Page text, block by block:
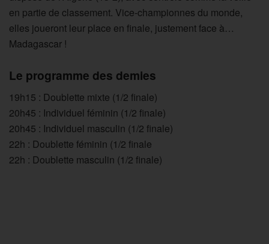
en partie de classement. Vice-championnes du monde,
elles joueront leur place en finale, justement face à…
Madagascar !
Le programme des demies
19h15 : Doublette mixte (1/2 finale)
20h45 : Individuel féminin (1/2 finale)
20h45 : Individuel masculin (1/2 finale)
22h : Doublette féminin (1/2 finale
22h : Doublette masculin (1/2 finale)